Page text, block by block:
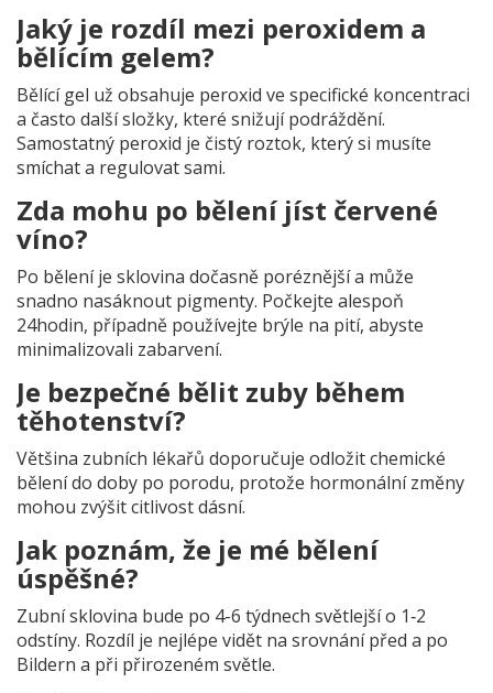
Jaký je rozdíl mezi peroxidem a
bělícím gelem?
Bělící gel už obsahuje peroxid ve specifické koncentraci
a často další složky, které snižují podráždění.
Samostatný peroxid je čistý roztok, který si musíte
smíchat a regulovat sami.
Zda mohu po bělení jíst červené
víno?
Po bělení je sklovina dočasně poréznější a může
snadno nasáknout pigmenty. Počkejte alespoň
24hodin, případně používejte brýle na pití, abyste
minimalizovali zabarvení.
Je bezpečné bělit zuby během
těhotenství?
Většina zubních lékařů doporučuje odložit chemické
bělení do doby po porodu, protože hormonální změny
mohou zvýšit citlivost dásní.
Jak poznám, že je mé bělení
úspěšné?
Zubní sklovina bude po 4-6 týdnech světlejší o 1‑2
odstíny. Rozdíl je nejlépe vidět na srovnání před a po
Bildern a při přirozeném světle.